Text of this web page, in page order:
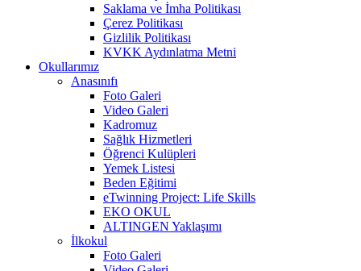
Saklama ve İmha Politikası
Çerez Politikası
Gizlilik Politikası
KVKK Aydınlatma Metni
Okullarımız
Anasınıfı
Foto Galeri
Video Galeri
Kadromuz
Sağlık Hizmetleri
Öğrenci Kulüpleri
Yemek Listesi
Beden Eğitimi
eTwinning Project: Life Skills
EKO OKUL
ALTINGEN Yaklaşımı
İlkokul
Foto Galeri